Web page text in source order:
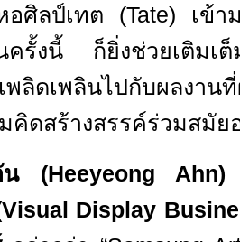
อศิลป์เทต (Tate) เข้า
ครั้งนี้ ก็ยิ่งช่วยเติมเ
พลิดเพลินไปกับผลงาน
คิดสร้างสรรค์ร่วมสมัย
น (Heeyeong
Visual Display